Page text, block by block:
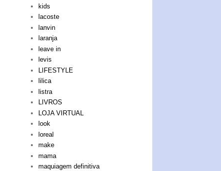
kids
lacoste
lanvin
laranja
leave in
levis
LIFESTYLE
lilica
listra
LIVROS
LOJA VIRTUAL
look
loreal
make
mama
maquiagem definitiva